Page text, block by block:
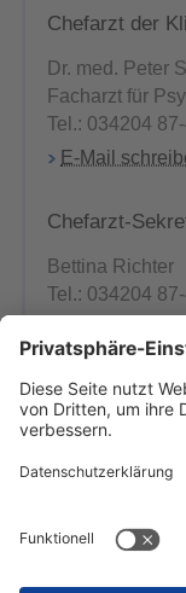
Chefarzt der
Dr. med. Peter
Facharzt für
Tel.: 034204
E-Mail
Chefarzt-
Bettina Richter
Tel.: 034204 87-
Martin Pille
Tel.: 034204 87-